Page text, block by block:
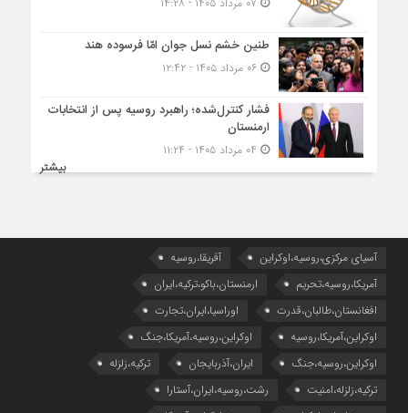
طنین خشم نسل جوان امّا فرسوده هند
۰۶ مرداد ۱۴۰۵ - ۱۲:۴۲
فشار کنترل‌شده؛ راهبرد روسیه پس از انتخابات
ارمنستان
بیشتر
آسیای مرکزی،روسیه،اوکراین
آفریقا،روسیه
آمریکا،روسیه،تحریم
ارمنستان،باکو،ترکیه،ایران
افغانستان،طالبان،قدرت
اوراسیا،ایران،تجارت
اوکراین،آمریکا،روسیه
اوکراین،روسیه،آمریکا،جنگ
اوکراین،روسیه،جنگ
ایران،آذربایجان
ترکیه،زلزله
ترکیه،زلزله،امنیت
رشت،روسیه،ایران،آستارا